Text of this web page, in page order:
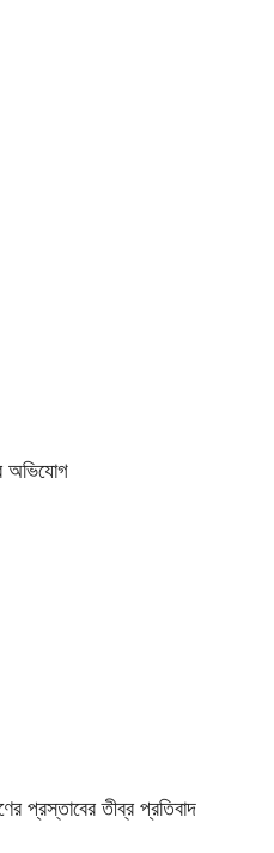
অভিযোগ
প্রস্তাবের তীব্র প্রতিবাদ